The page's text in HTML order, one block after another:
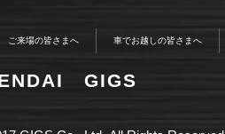
ご来場の皆さまへ 車でお越しの皆さまへ
GIGS